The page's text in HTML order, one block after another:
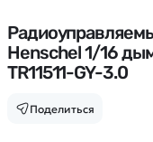
Henschel 1/16
TR11511-GY-3.0
Поделиться
Каталог